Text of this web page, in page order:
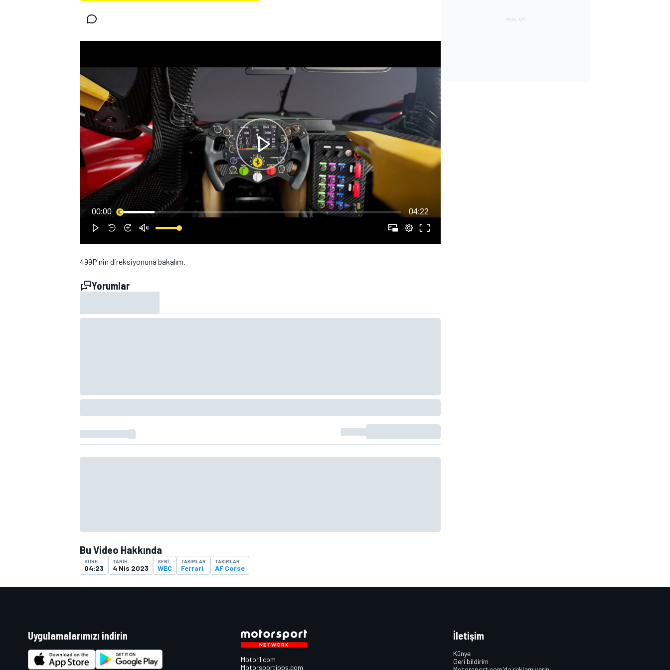
MOTOGP
WORLD SUPERBIKE
WRC
00:00 04:22
499P'nin direksiyonuna bakalım.
Yorumlar
Bu Video Hakkında
SÜRE
04:23
TARIH
4 Nis 2023
SERI
WEC
TAKIMLAR
Ferrari
TAKIMLAR
AF Corse
Uygulamalarımızı indirin
Motor1.com
Motorsportjobs.com
İletişim
Künye
Geri bildirim